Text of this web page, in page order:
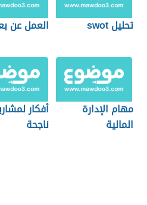
تحليل swot العمل عن
مهام الإدارة
المالية
أفكار
ناجحة